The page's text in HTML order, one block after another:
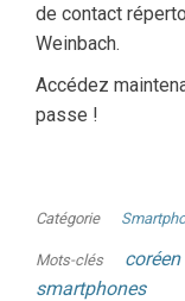
de contact
Weinbach.
Accédez
passe !
Catégorie
Mots-clés coréen
smartphones